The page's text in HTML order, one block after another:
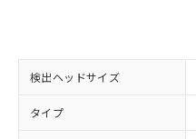
検出ヘッドサイズ
タイプ